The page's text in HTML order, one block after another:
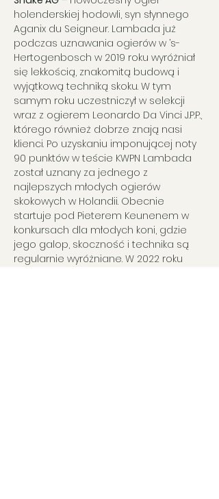
holenderskiej hodowli, syn słynnego
Aganix du Seigneur. Lambada już
podczas uznawania ogierów w ’s-
Hertogenbosch w 2019 roku wyróżniał
się lekkością, znakomitą budową i
wyjątkową techniką skoku. W tym
samym roku uczestniczył w selekcji
wraz z ogierem Leonardo Da Vinci J.P.P.,
którego również dobrze znają nasi
klienci. Po uzyskaniu imponującej noty
90 punktów w teście KWPN Lambada
został uznany za jednego z
najlepszych młodych ogierów
skokowych w Holandii. Obecnie
startuje pod Pieterem Keunenem w
konkursach dla młodych koni, gdzie
jego galop, skoczność i technika są
regularnie wyróżniane. W 2022 roku